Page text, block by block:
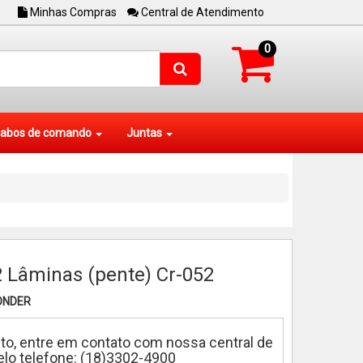
Minhas Compras Central de Atendimento
0
de comando Juntas
Lâminas (pente) Cr-052
entre em contato com nossa central de
telefone: (18)3302-4900